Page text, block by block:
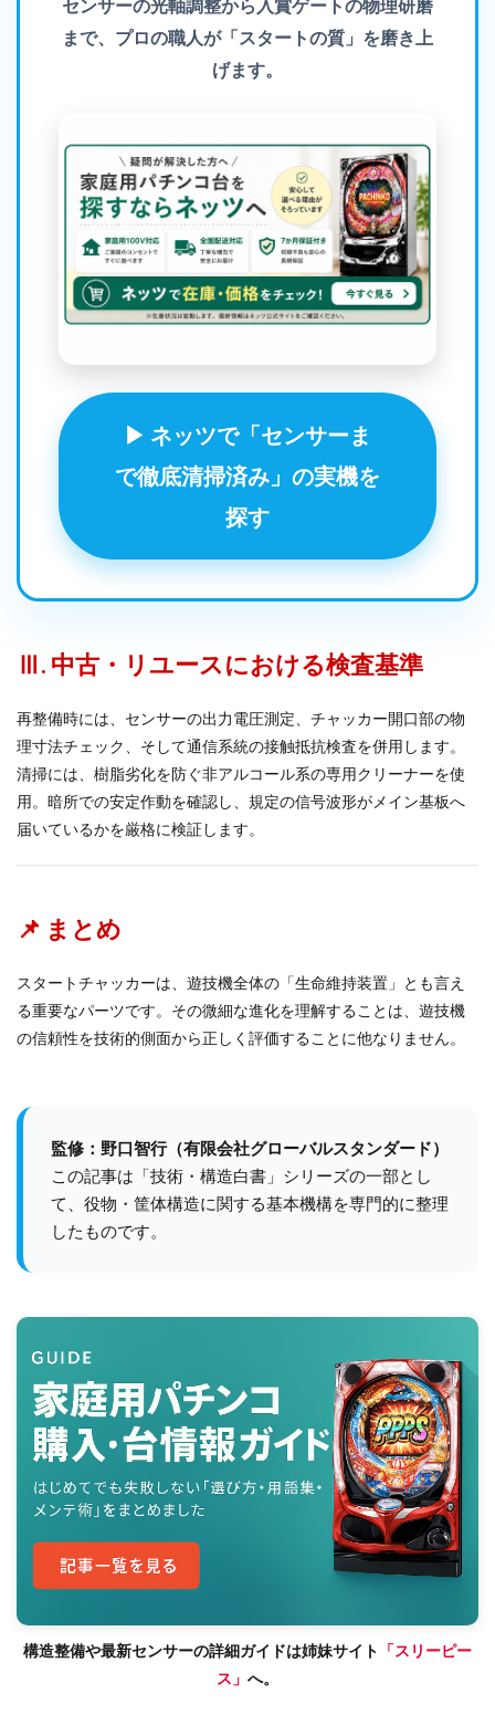
センサーの光軸調整から入賞ゲートの物理研磨
まで、プロの職人が「スタートの質」を磨き上
げます。
▶ ネッツで「センサーま
で徹底清掃済み」の実機を
探す
Ⅲ. 中古・リユースにおける検査基準
再整備時には、センサーの出力電圧測定、チャッカー開口部の物
理寸法チェック、そして通信系統の接触抵抗検査を併用します。
清掃には、樹脂劣化を防ぐ非アルコール系の専用クリーナーを使
用。暗所での安定作動を確認し、規定の信号波形がメイン基板へ
届いているかを厳格に検証します。
📌 まとめ
スタートチャッカーは、遊技機全体の「生命維持装置」とも言え
る重要なパーツです。その微細な進化を理解することは、遊技機
の信頼性を技術的側面から正しく評価することに他なりません。
監修：野口智行（有限会社グローバルスタンダード）
この記事は「技術・構造白書」シリーズの一部とし
て、役物・筐体構造に関する基本機構を専門的に整理
したものです。
構造整備や最新センサーの詳細ガイドは姉妹サイト 「スリーピー
ス」 へ。